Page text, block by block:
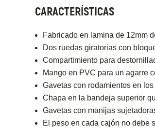
CARACTERÍSTICAS
Fabricado en lamina de 12mm
Dos ruedas giratorias con
Compartimiento para
Mango en PVC para un agarre
Gavetas con rodamientos en
Chapa en la bandeja superior
Gavetas con manijas
El peso en cada cajón no debe